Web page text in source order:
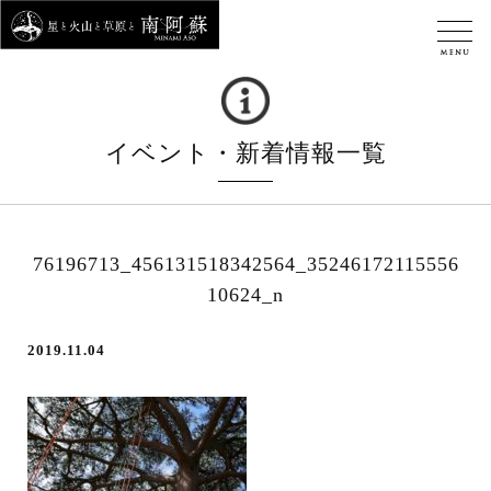
イベント・新着情報一覧
76196713_456131518342564_35246172115556
10624_n
2019.11.04